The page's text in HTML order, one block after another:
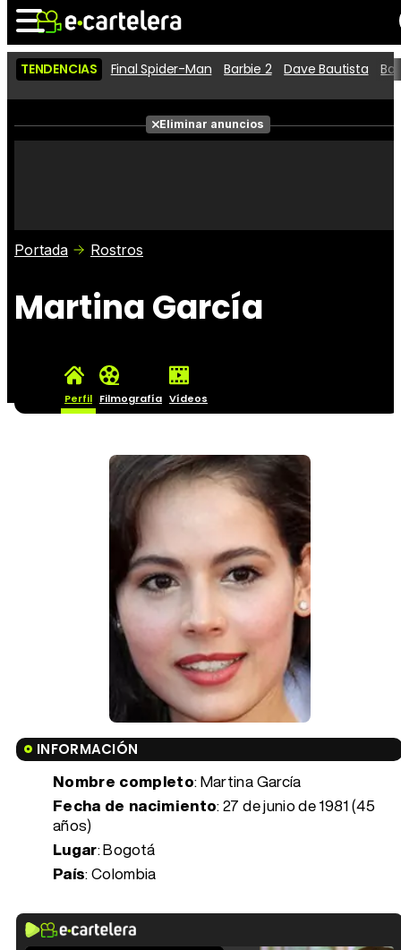
Noticias Cartelera
Películas
Críticas
TENDENCIAS Final Spider-Man Barbie 2 Dave Bautista
Eliminar anuncios
Portada Rostros
Martina García
Perfil Filmografía Vídeos
INFORMACIÓN
Nombre completo: Martina García
Fecha de nacimiento:27 de junio de 1981 (45
años)
Lugar: Bogotá
País: Colombia